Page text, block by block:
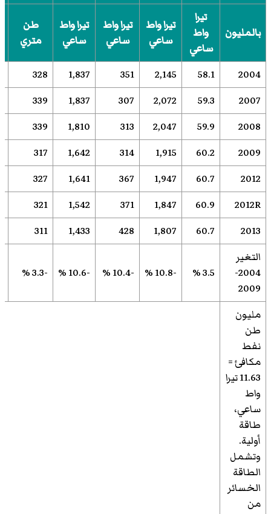
بالمليون
تيرا
واط
ساعي
تيرا واط
ساعي
تيرا واط
ساعي
تيرا واط
ساعي
طن
متري
2004
58.1
2,145
351
1,837
328
2007
59.3
2,072
307
1,837
339
2008
59.9
2,047
313
1,810
339
2009
60.2
1,915
314
1,642
317
2012
60.7
1,947
367
1,641
327
2012R
60.9
1,847
371
1,542
321
2013
60.7
1,807
428
1,433
311
التغير
2004-
2009
3.5 %
-10.8 %
-10.4 %
-10.6 %
-3.3 %
مليون
طن
نفط
مكافئ =
11.63 تيرا
واط
ساعي،
طاقة
أولية.
وتشمل
الطاقة
الخسائر
من